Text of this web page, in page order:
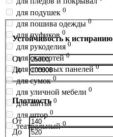
для подушек 0
для пошива одежды 0
для пуфиков 0
для рукоделия 0
для скатертей 0
для стеновых панелей 0
для сумок 0
для уличной мебели 0
для шитья 0
для штор 0
театральный 0
Устойчивость к истиранию
От
До
Плотность
От
До